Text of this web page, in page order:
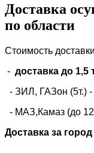
Доставка
по области
Стоимость
- доставка до 1,5
- ЗИЛ, ГАЗон (5т.) -
- МАЗ,Камаз (до
Доставка за